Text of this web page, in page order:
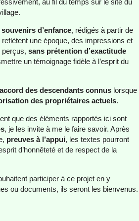
au fil du temps sur le site du
d’enfance, rédigés à partir de
une époque, des impressions et
perçus, sans prétention d’exactitude
un témoignage fidèle à l’esprit du
des descendants connus lorsque
des propriétaires actuels.
que des éléments rapportés ici sont
, je les invite à me le faire savoir. Après
preuves à l’appui, les textes pourront
d’honnêteté et de respect de la
participer à ce projet en y
ou documents, ils seront les bienvenus.